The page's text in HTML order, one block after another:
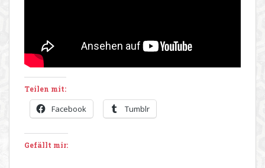
Teilen mit:
Facebook Tumblr
Gefällt mir: